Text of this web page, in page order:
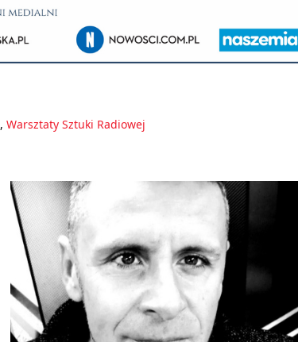
, Warsztaty Sztuki Radiowej